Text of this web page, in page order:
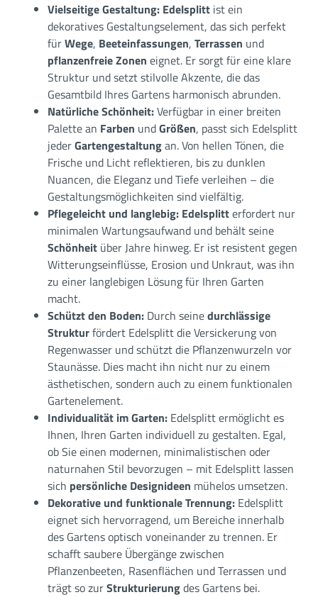
Vielseitige Gestaltung: Edelsplittist ein
dekoratives Gestaltungselement, das sich perfekt
fürWege, Beeteinfassungen, Terrassen und
pflanzenfreie Zonen eignet. Er sorgt für eine klare
Struktur und setzt stilvolle Akzente, die das
Gesamtbild Ihres Gartens harmonisch abrunden.
Natürliche Schönheit:Verfügbar in einer breiten
Palette an Farben undGrößen, passt sich Edelsplitt
jederGartengestaltungan. Von hellen Tönen, die
Frische und Licht reflektieren, bis zu dunklen
Nuancen, die Eleganz und Tiefe verleihen – die
Gestaltungsmöglichkeiten sind vielfältig.
Pflegeleicht und langlebig: Edelsplitterfordert nur
minimalen Wartungsaufwand und behält seine
Schönheitüber Jahre hinweg. Er ist resistent gegen
Witterungseinflüsse, Erosion und Unkraut, was ihn
zu einer langlebigen Lösung für Ihren Garten
macht.
Schützt den Boden:Durch seinedurchlässige
Strukturfördert Edelsplitt die Versickerung von
Regenwasser und schützt die Pflanzenwurzeln vor
Staunässe. Dies macht ihn nicht nur zu einem
ästhetischen, sondern auch zu einem funktionalen
Gartenelement.
Individualität im Garten:Edelsplitt ermöglicht es
Ihnen, Ihren Garten individuell zu gestalten. Egal,
ob Sie einen modernen, minimalistischen oder
naturnahen Stil bevorzugen – mit Edelsplitt lassen
sich persönliche Designideen mühelos umsetzen.
Dekorative und funktionale Trennung:Edelsplitt
eignet sich hervorragend, um Bereiche innerhalb
des Gartens optisch voneinander zu trennen. Er
schafft saubere Übergänge zwischen
Pflanzenbeeten, Rasenflächen und Terrassen und
trägt so zurStrukturierungdes Gartens bei.